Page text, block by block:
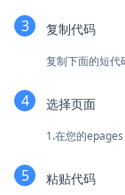
复制代码
复制下面的短代
选择页面
1.在您的
粘贴代码